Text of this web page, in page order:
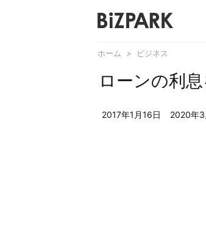
ホーム > ビジネス
ローンの利
2017年1月16日 2020年3